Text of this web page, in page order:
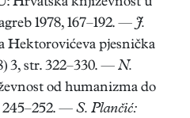
1978, 167–192. — J.
Hektorovićeva pjesnička
3, str. 322–330. — N.
od humanizma do
245–252. — S. Plančić: